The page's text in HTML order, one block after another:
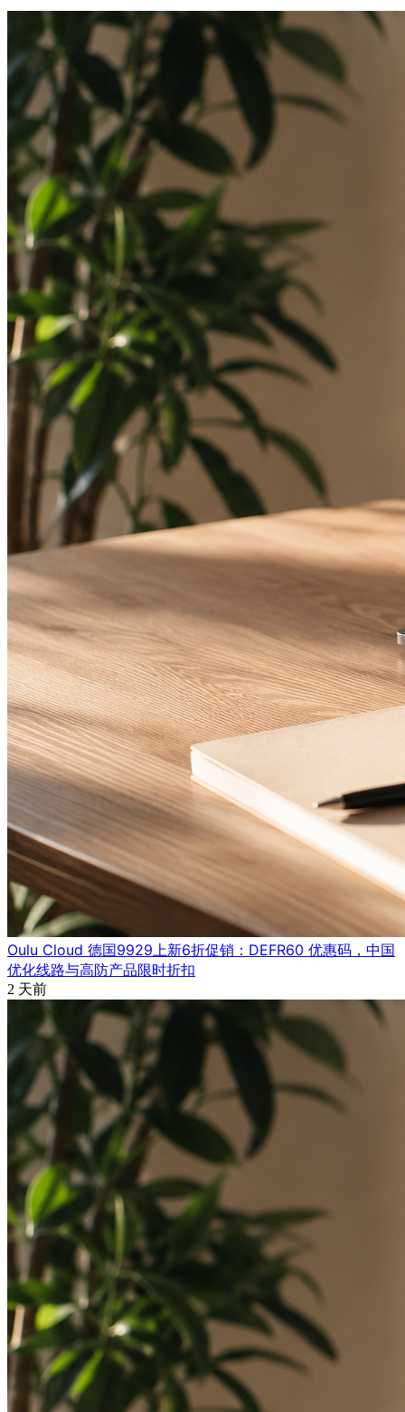
Oulu Cloud 德国9929上新6折促销：DEFR60 优惠码，中国
优化线路与高防产品限时折扣
2 天前